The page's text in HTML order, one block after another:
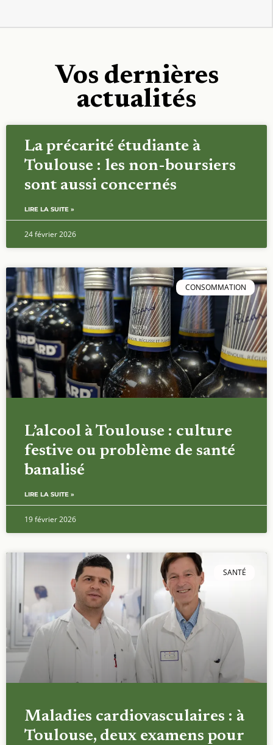
Vos dernières
actualités
La précarité étudiante à
Toulouse : les non-boursiers
sont aussi concernés
LIRE LA SUITE »
24 février 2026
CONSOMMATION
L’alcool à Toulouse : culture
festive ou problème de santé
banalisé
LIRE LA SUITE »
19 février 2026
SANTÉ
Maladies cardiovasculaires : à
Toulouse, deux examens pour